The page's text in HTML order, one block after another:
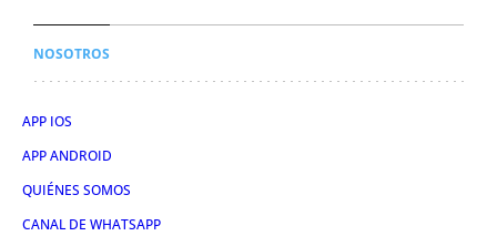
NOSOTROS
APP IOS
APP ANDROID
QUIÉNES SOMOS
CANAL DE WHATSAPP